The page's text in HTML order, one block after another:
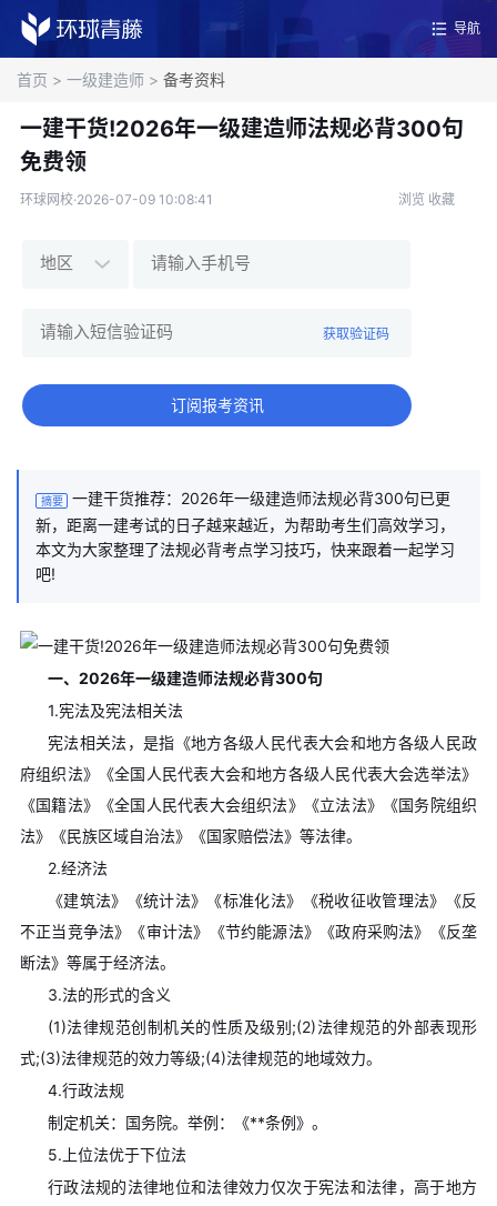
导航
首页 > 一级建造师 > 备考资料
一建干货!2026年一级建造师法规必背300句
免费领
环球网校·2026-07-09 10:08:41 浏览 收藏
获取验证码
订阅报考资讯
摘要
一建干货推荐：2026年一级建造师法规必背300句已更
新，距离一建考试的日子越来越近，为帮助考生们高效学习，
本文为大家整理了法规必背考点学习技巧，快来跟着一起学习
吧!
一、2026年一级建造师法规必背300句
1.宪法及宪法相关法
宪法相关法，是指《地方各级人民代表大会和地方各级人民政
府组织法》《全国人民代表大会和地方各级人民代表大会选举法》
《国籍法》《全国人民代表大会组织法》《立法法》《国务院组织
法》《民族区域自治法》《国家赔偿法》等法律。
2.经济法
《建筑法》《统计法》《标准化法》《税收征收管理法》《反
不正当竞争法》《审计法》《节约能源法》《政府采购法》《反垄
断法》等属于经济法。
3.法的形式的含义
(1)法律规范创制机关的性质及级别;(2)法律规范的外部表现形
式;(3)法律规范的效力等级;(4)法律规范的地域效力。
4.行政法规
制定机关：国务院。举例：《**条例》。
5.上位法优于下位法
行政法规的法律地位和法律效力仅次于宪法和法律，高于地方